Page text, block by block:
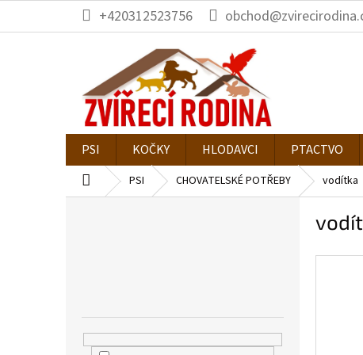
obsah
+420312523756
PSI KOČKY HLODAVCI PTACTVO
Domů PSI CHOVATELSKÉ POTŘEBY vodítka